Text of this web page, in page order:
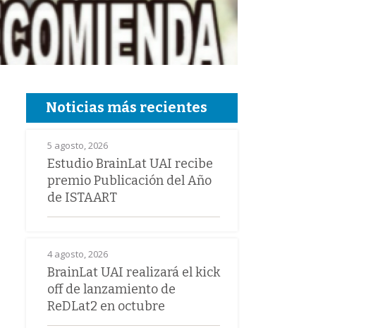
Noticias más recientes
5 agosto, 2026
Estudio BrainLat UAI recibe
premio Publicación del Año
de ISTAART
4 agosto, 2026
BrainLat UAI realizará el kick
off de lanzamiento de
ReDLat2 en octubre